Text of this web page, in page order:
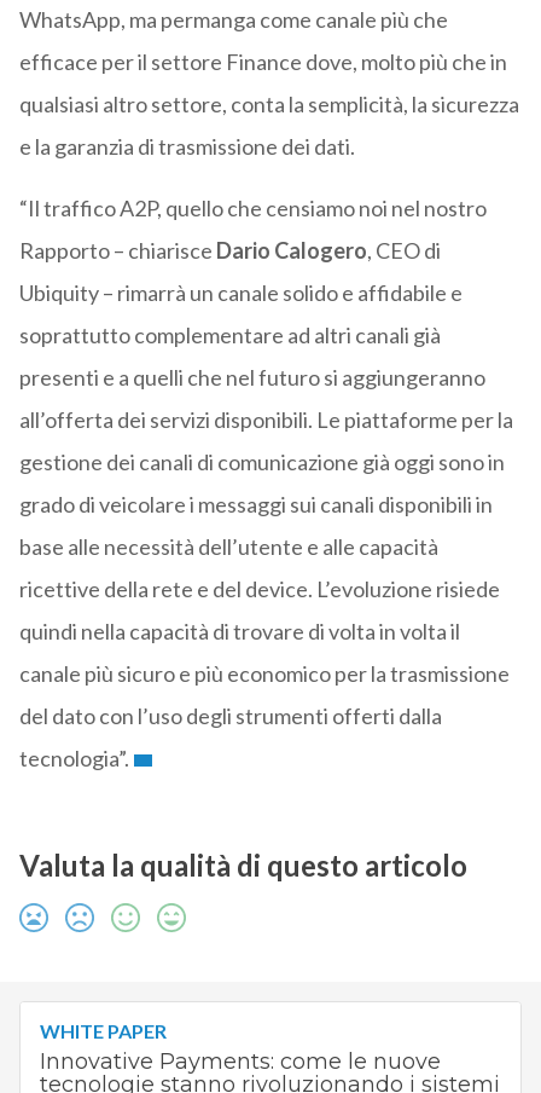
WhatsApp, ma permanga come canale più che
efficace per il settore Finance dove, molto più che in
qualsiasi altro settore, conta la semplicità, la sicurezza
e la garanzia di trasmissione dei dati.
“Il traffico A2P, quello che censiamo noi nel nostro
Rapporto – chiarisce Dario Calogero, CEO di
Ubiquity – rimarrà un canale solido e affidabile e
soprattutto complementare ad altri canali già
presenti e a quelli che nel futuro si aggiungeranno
all’offerta dei servizi disponibili. Le piattaforme per la
gestione dei canali di comunicazione già oggi sono in
grado di veicolare i messaggi sui canali disponibili in
base alle necessità dell’utente e alle capacità
ricettive della rete e del device. L’evoluzione risiede
quindi nella capacità di trovare di volta in volta il
canale più sicuro e più economico per la trasmissione
del dato con l’uso degli strumenti offerti dalla
tecnologia”.
Valuta la qualità di questo articolo
WHITE PAPER
Innovative Payments: come le nuove
tecnologie stanno rivoluzionando i sistemi